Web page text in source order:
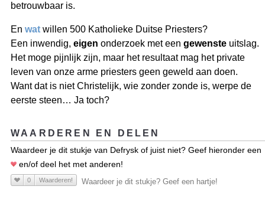
betrouwbaar is.
En wat willen 500 Katholieke Duitse Priesters?
Een inwendig, eigen onderzoek met een gewenste uitslag.
Het moge pijnlijk zijn, maar het resultaat mag het private
leven van onze arme priesters geen geweld aan doen.
Want dat is niet Christelijk, wie zonder zonde is, werpe de
eerste steen… Ja toch?
WAARDEREN EN DELEN
Waardeer je dit stukje van Defrysk of juist niet? Geef hieronder een
en/of deel het met anderen!
0 Waarderen! Waardeer je dit stukje? Geef een hartje!